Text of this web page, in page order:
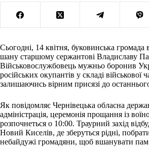
Сьогодні, 14 квітня, буковинська громада
шану старшому сержантові Владиславу
Військовослужбовець мужньо боронив
російських окупантів у складі військової
залишаючись вірним присязі до
Як повідомляє Чернівецька обласна
адміністрація, церемонія прощання із
розпочнеться о 10:00. Траурний захід
Новий Киселів, де зберуться рідні,
небайдужі громадяни, щоб вшанувати